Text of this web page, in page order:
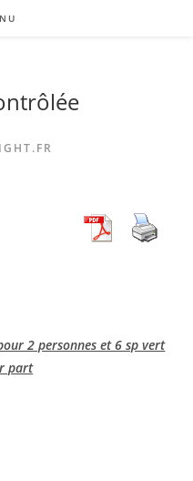
2 personnes et 6 sp vert
part